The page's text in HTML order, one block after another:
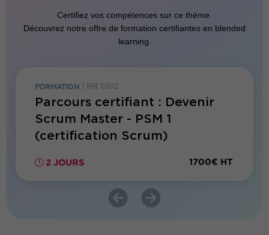
Certifiez vos compétences sur ce thème.
Découvrez notre offre de formation certifiantes en blended
learning.
FORMATION Réf. 12812
Parcours certifiant : Devenir
Scrum Master - PSM 1
(certification Scrum)
2 JOURS 1700€ HT